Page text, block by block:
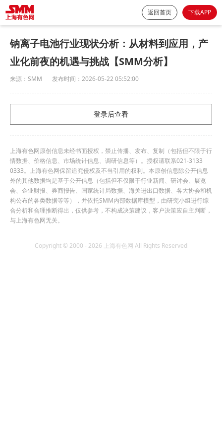
返回首页 下载APP
钠离子电池行业现状分析：从材料到应用，产
业化前夜的机遇与挑战【SMM分析】
来源： SMM 发布时间： 2026-05-22 05:52:00
登录后查看
上海有色网原创信息未经书面授权，禁止传播、发布、复制（包括但不限于行
情数据、价格信息、市场统计信息、调研信息等）。授权请联系021-3133
0333。上海有色网保留追究侵权及不当引用的权利。本原创信息除公开信息
外的其他数据均是基于公开信息（包括但不仅限于行业新闻、研讨会、展览
会、企业财报、券商报告、国家统计局数据、海关进出口数据、各大协会和机
构公布的各类数据等等），并依托SMM内部数据库模型，由研究小组进行综
合分析和合理推断得出，仅供参考，不构成决策建议，客户决策应自主判断，
与上海有色网无关。
Copyright © 2000 - 2026 上海有色网 All Rights Reserved